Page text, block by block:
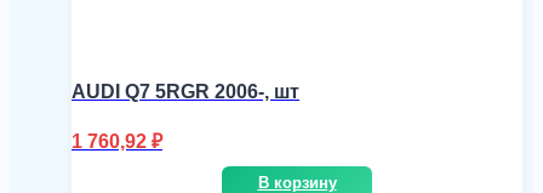
AUDI Q7 5RGR 2006-, шт
1 760,92 ₽
В корзину